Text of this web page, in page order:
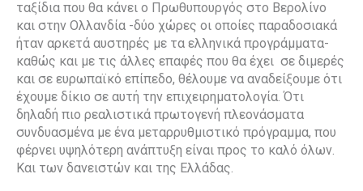
ταξίδια που θα κάνει ο Πρωθυπουργός στο Βερολίνο
και στην Ολλανδία -δύο χώρες οι οποίες παραδοσιακά
ήταν αρκετά αυστηρές με τα ελληνικά προγράμματα-
καθώς και με τις άλλες επαφές που θα έχει σε διμερές
και σε ευρωπαϊκό επίπεδο, θέλουμε να αναδείξουμε ότι
έχουμε δίκιο σε αυτή την επιχειρηματολογία. Ότι
δηλαδή πιο ρεαλιστικά πρωτογενή πλεονάσματα
συνδυασμένα με ένα μεταρρυθμιστικό πρόγραμμα, που
φέρνει υψηλότερη ανάπτυξη είναι προς το καλό όλων.
Και των δανειστών και της Ελλάδας.